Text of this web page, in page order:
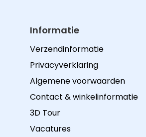
Informatie
Verzendinformatie
Privacyverklaring
Algemene voorwaarden
Contact & winkelinformatie
3D Tour
Vacatures